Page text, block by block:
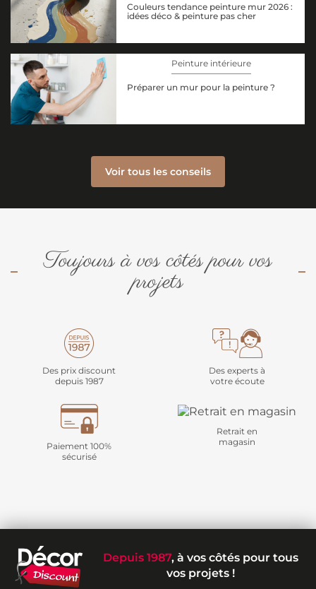
Couleurs tendance peinture mur 2026 :
idées déco & peinture pas cher
Peinture intérieure
Préparer un mur pour la peinture ?
Voir tous les conseils
Toujours à vos côtés pour vos
projets
Des prix discount
depuis 1987
Des experts à
votre écoute
Paiement 100%
sécurisé
Retrait en
magasin
Depuis 1987, à vos côtés pour tous
vos projets !